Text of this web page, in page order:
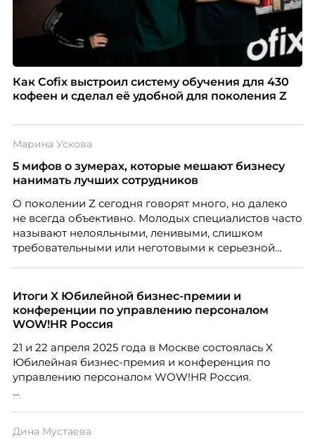
Как Cofix выстроил систему обучения для 430
кофеен и сделал её удобной для поколения Z
Марина Ускова
5 мифов о зумерах, которые мешают бизнесу
нанимать лучших сотрудников
О поколении Z сегодня говорят много, но далеко
не всегда объективно. Молодых специалистов часто
называют нелояльными, ленивыми, слишком
требовательными или неготовыми к серьезной
кадровых ошибок. В этой статье Марина Ускова,
руководитель отдела подбора персонала
рекрутинговой компании, разбирает самые
почему устаревшие представления мешают
бизнесу находить и удерживать сильных
сотрудников.
Итоги X Юбилейной бизнес-премии и
конференции по управлению персоналом
WOW!HR Россия
21 и 22 апреля 2025 года в Москве состоялась X
Юбилейная бизнес-премия и конференция по
управлению персоналом WOW!HR Россия.
номинантов и гостей мероприятия.
Дина Мустаева